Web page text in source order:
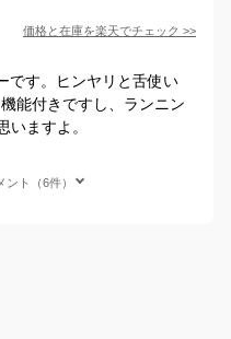
価格と在庫を楽天でチェック >>
です。ヒンヤリと舌使い
能付きですし、ランニン
いますよ。
ト（6件）